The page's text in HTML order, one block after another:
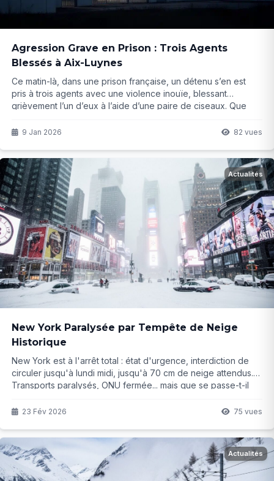
Agression Grave en Prison : Trois Agents
Blessés à Aix-Luynes
Ce matin-là, dans une prison française, un détenu s’en est
pris à trois agents avec une violence inouïe, blessant
grièvement l’un d’eux à l’aide d’une paire de ciseaux. Que
9 Jan 2026 82 vues
Actualités
New York Paralysée par Tempête de Neige
Historique
New York est à l'arrêt total : état d'urgence, interdiction de
circuler jusqu'à lundi midi, jusqu'à 70 cm de neige attendus.
Transports paralysés, ONU fermée... mais que se passe-t-il
23 Fév 2026 75 vues
Actualités